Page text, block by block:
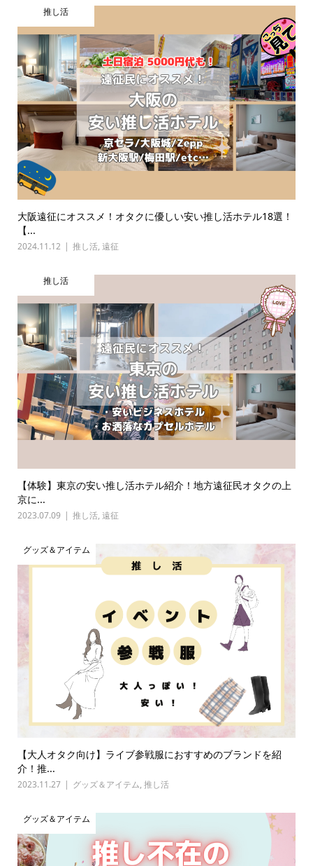
推し活
大阪遠征にオススメ！オタクに優しい安い推し活ホテル18選！
【...
2024.11.12 推し活, 遠征
推し活
【体験】東京の安い推し活ホテル紹介！地方遠征民オタクの上
京に...
2023.07.09 推し活, 遠征
グッズ＆アイテム
【大人オタク向け】ライブ参戦服におすすめのブランドを紹
介！推...
2023.11.27 グッズ＆アイテム, 推し活
グッズ＆アイテム